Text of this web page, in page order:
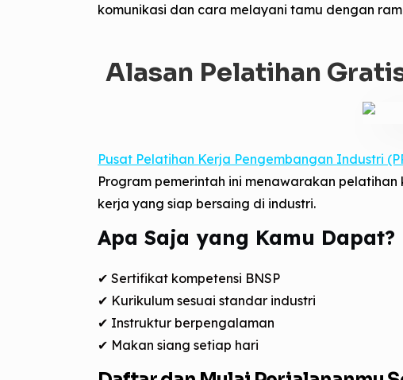
komunikasi dan cara melayani tamu dengan
Alasan Pelatihan
Pusat Pelatihan Kerja Pengembangan Industri
Program pemerintah ini menawarakan
kerja yang siap bersaing di industri.
Apa Saja yang Kamu Dapat?
✔ Sertifikat kompetensi BNSP
✔ Kurikulum sesuai standar industri
✔ Instruktur berpengalaman
✔ Makan siang setiap hari